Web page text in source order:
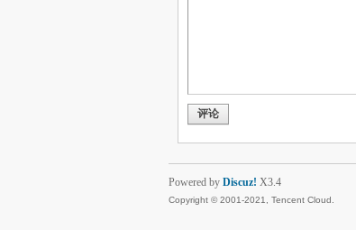
评论
Powered by Discuz! X3.4
Copyright © 2001-2021, Tencent Cloud.